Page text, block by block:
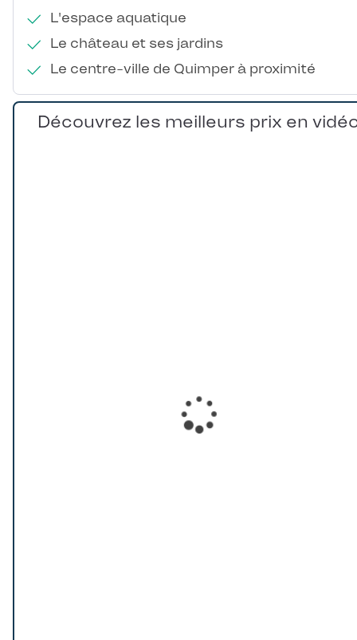
L'espace aquatique
Le château et ses jardins
Le centre-ville de Quimper à proximité
Découvrez les meilleurs prix en